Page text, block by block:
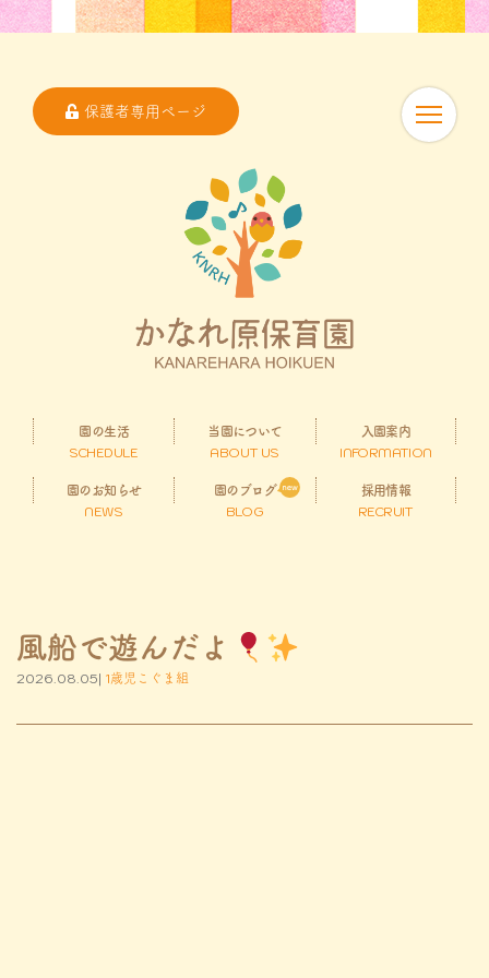
保護者専用ページ
園の生活
SCHEDULE
当園について
ABOUT US
入園案内
INFORMATION
園のお知らせ
NEWS
園のブログ
BLOG
採用情報
RECRUIT
風船で遊んだよ
2026.08.05| 1歳児こぐま組